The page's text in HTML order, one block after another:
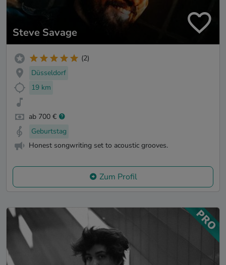
Steve Savage
(2)
Düsseldorf
19 km
ab 700 €
Geburtstag
Honest songwriting set to acoustic grooves.
Zum Profil